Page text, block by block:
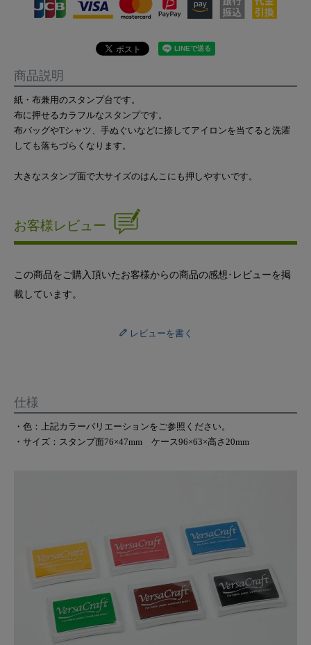
商品説明
紙・布兼用のスタンプ台です。
布に押せるカラフルなスタンプです。
布バッグやTシャツ、手ぬぐいなどに捺してアイロンを当てると洗濯
しても落ちづらくなります。
大きなスタンプ面で大サイズのはんこにも押しやすいです。
お客様レビュー
この商品をご購入頂いたお客様からの商品の感想･レビューを掲
載しています。
レビューを書く
仕様
・色：上記カラーバリエーションをご参照ください。
・サイズ：スタンプ面76×47mm ケース96×63×高さ20mm